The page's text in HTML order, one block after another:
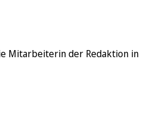
Mitarbeiterin der Redaktion in